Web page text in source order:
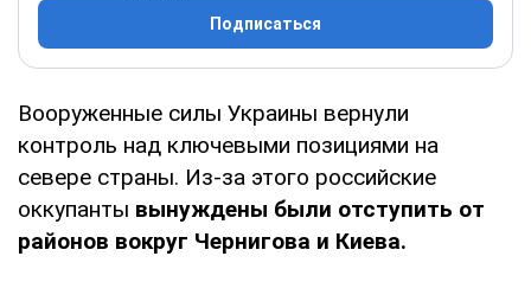
Подписаться
Вооруженные силы Украины вернули
контроль над ключевыми позициями на
севере страны. Из-за этого российские
оккупанты вынуждены были отступить от
районов вокруг Чернигова и Киева.